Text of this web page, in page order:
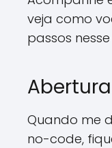
veja como
passos
Abertura
Quando me
no-code,